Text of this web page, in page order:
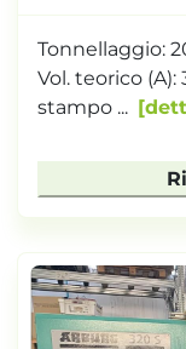
Tonnellaggio:
Vol. teorico (A):
stampo ...